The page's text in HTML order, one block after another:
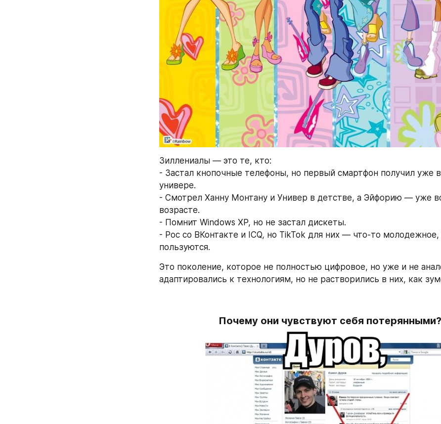
Зиллениалы — это те, кто:
- Застал кнопочные телефоны, но первый смартфон получил уже
универе.
- Смотрел Ханну Монтану и Универ в детстве, а Эйфорию — уже
возрасте.
- Помнит Windows XP, но не застал дискеты.
- Рос со ВКонтакте и ICQ, но TikTok для них — что-то
пользуются.
Это поколение, которое не полностью цифровое, но уже и не
адаптировались к технологиям, но не растворились в них, как
Почему они чувствуют себя потерянными?